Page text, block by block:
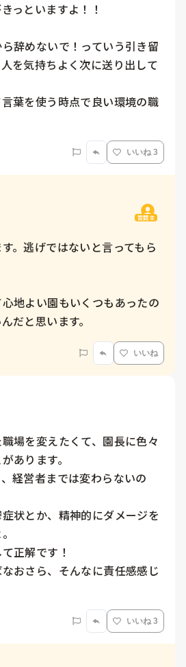
っといますよ！！
辞めないで！っていう引き留
を気持ちよく次に送り出して
葉を使う時点で良い環境の職
いいね 3
質問主
。逃げではないと言ってもら
地よい園もいくつもあったの
だと思います。
いいね
場を変えたくて、園長に色々
あります。
経営者までは変わらないの
状とか、精神的にダメージを
正解です！
おさら、そんなに責任感感じ
いいね 3